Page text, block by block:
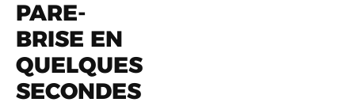
PARE-
BRISE EN
QUELQUES
SECONDES